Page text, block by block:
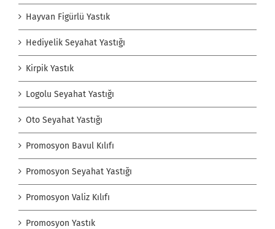
Hayvan Figürlü Yastık
Hediyelik Seyahat Yastığı
Kirpik Yastık
Logolu Seyahat Yastığı
Oto Seyahat Yastığı
Promosyon Bavul Kılıfı
Promosyon Seyahat Yastığı
Promosyon Valiz Kılıfı
Promosyon Yastık